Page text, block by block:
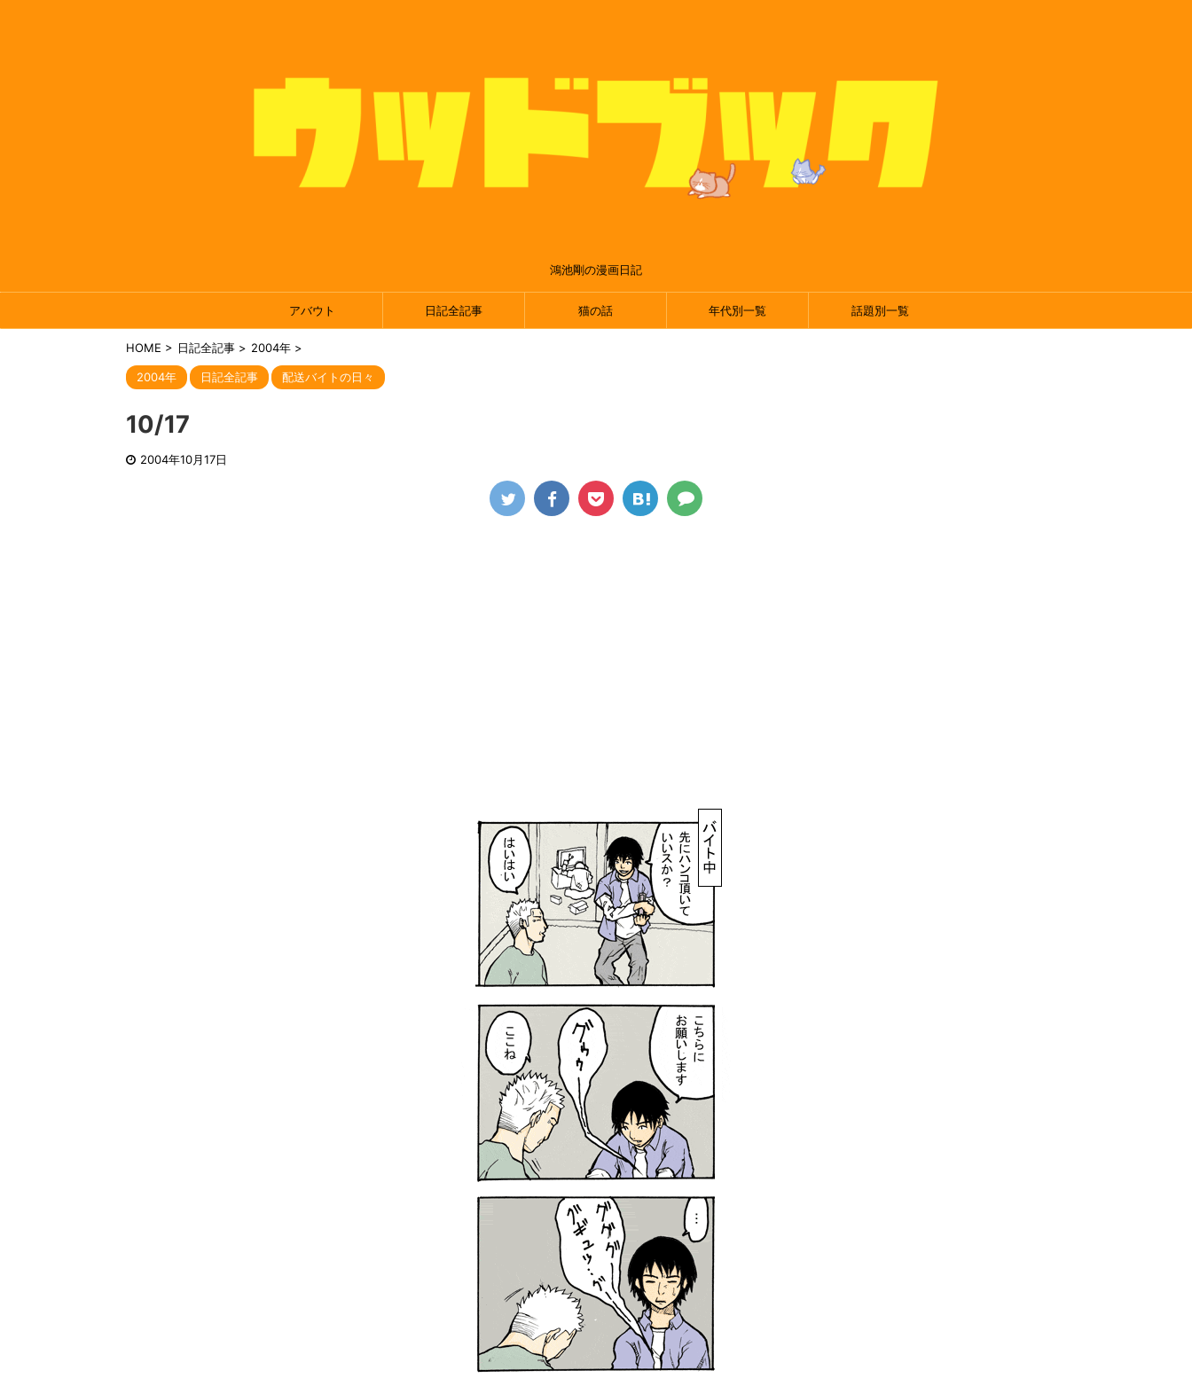
鴻池剛の漫画日記
アバウト 日記全記事 猫の話 年代別一覧 話題別一覧
HOME > 日記全記事 > 2004年 >
2004年 日記全記事 配送バイトの日々
10/17
2004年10月17日